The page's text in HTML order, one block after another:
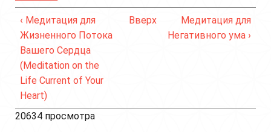
‹ Медитация для
Жизненного Потока
Вашего Сердца
(Meditation on the
Life Current of Your
Heart)
Вверх
Медитация для
Негативного ума ›
20634 просмотра